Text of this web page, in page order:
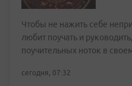
Чтобы не нажить себе
любит поучать и
поучительных ноток в
сегодня, 07:32